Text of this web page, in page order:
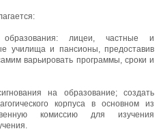
лицеи, частные и
училища и пансионы, предоставив
варьировать программы, сроки и
на образование; создать
корпуса в основном из
комиссию для изучения